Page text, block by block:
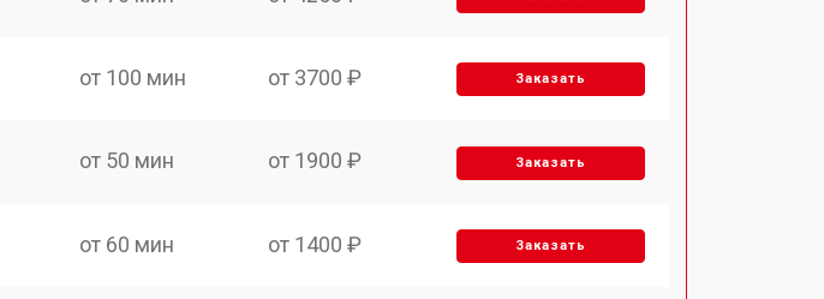
от 100 мин от 3700 ₽ Заказать
от 50 мин от 1900 ₽ Заказать
от 60 мин от 1400 ₽ Заказать